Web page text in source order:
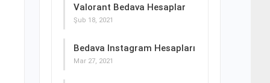
Valorant Bedava Hesaplar
Şub 18, 2021
Bedava Instagram Hesapları
Mar 27, 2021